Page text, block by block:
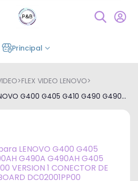
Principal
>FLEX VIDEO LENOVO>
G400 G405 G410 G490 G490...
LENOVO G400 G405
G490A G490AH G405
VERSION 1 CONECTOR DE
DC02001PP00